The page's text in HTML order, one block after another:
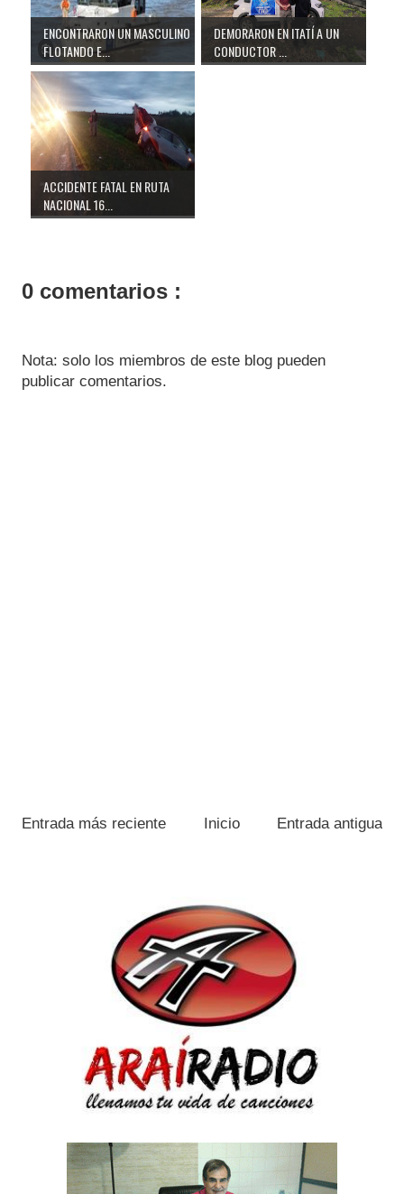
ENCONTRARON UN MASCULINO
FLOTANDO E...
DEMORARON EN ITATÍ A UN
CONDUCTOR ...
ACCIDENTE FATAL EN RUTA
NACIONAL 16...
0 comentarios :
Nota: solo los miembros de este blog pueden
publicar comentarios.
Entrada más reciente Entrada antigua
Inicio